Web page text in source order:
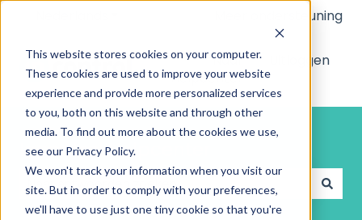
This website stores cookies on your computer.
These cookies are used to improve your website
experience and provide more personalized services
to you, both on this website and through other
media. To find out more about the cookies we use,
see our Privacy Policy.
We won't track your information when you visit our
site. But in order to comply with your preferences,
we'll have to use just one tiny cookie so that you're
Submenu tonen voor vertalingen
Meer ondersteuning
Naar
Helpcenter
Uitloggen
Incontrol Helpcenter
Er zijn geen suggesties want het zoekveld is leeg.